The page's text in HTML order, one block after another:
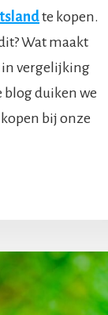
te kopen.
Wat maakt
vergelijking
blog duiken we
bij onze